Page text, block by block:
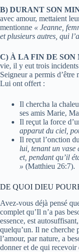
B) DURANT SON
avec amour, mettaient
mentionne « Jeanne,
et plusieurs autres, qui
C) À LA FIN DE SON
vie, il y eut trois
Seigneur a permis d’être
Lui ont offert :
Il chercha la
ses amis Marie,
Il reçut la force
apparut du ciel,
Il reçut l’onction
lui, tenant un vase
et, pendant qu’il
» (Matthieu 26:7).
DE QUOI DIEU
Avez-vous déjà pensé
complet qu’Il n’a pas
essence, est
quelqu’un. Il ne cherche
l’amour, par nature, a
donner et de qui